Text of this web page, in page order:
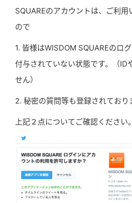
SQUAREのアカウントは、ご利
ので
1. 皆様はWISDOM SQUAREのロ
付与されていない状態です。（ID
せん）
2. 秘密の質問等も登録されており
上記２点についてご確認ください。